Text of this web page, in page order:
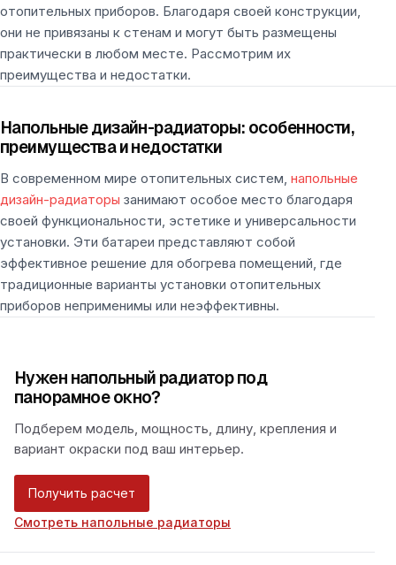
отопительных приборов. Благодаря своей конструкции,
они не привязаны к стенам и могут быть размещены
практически в любом месте. Рассмотрим их
преимущества и недостатки.
Напольные дизайн-радиаторы: особенности,
преимущества и недостатки
В современном мире отопительных систем, напольные
дизайн-радиаторы занимают особое место благодаря
своей функциональности, эстетике и универсальности
установки. Эти батареи представляют собой
эффективное решение для обогрева помещений, где
традиционные варианты установки отопительных
приборов неприменимы или неэффективны.
Нужен напольный радиатор под
панорамное окно?
Подберем модель, мощность, длину, крепления и
вариант окраски под ваш интерьер.
Получить расчет
Смотреть напольные радиаторы